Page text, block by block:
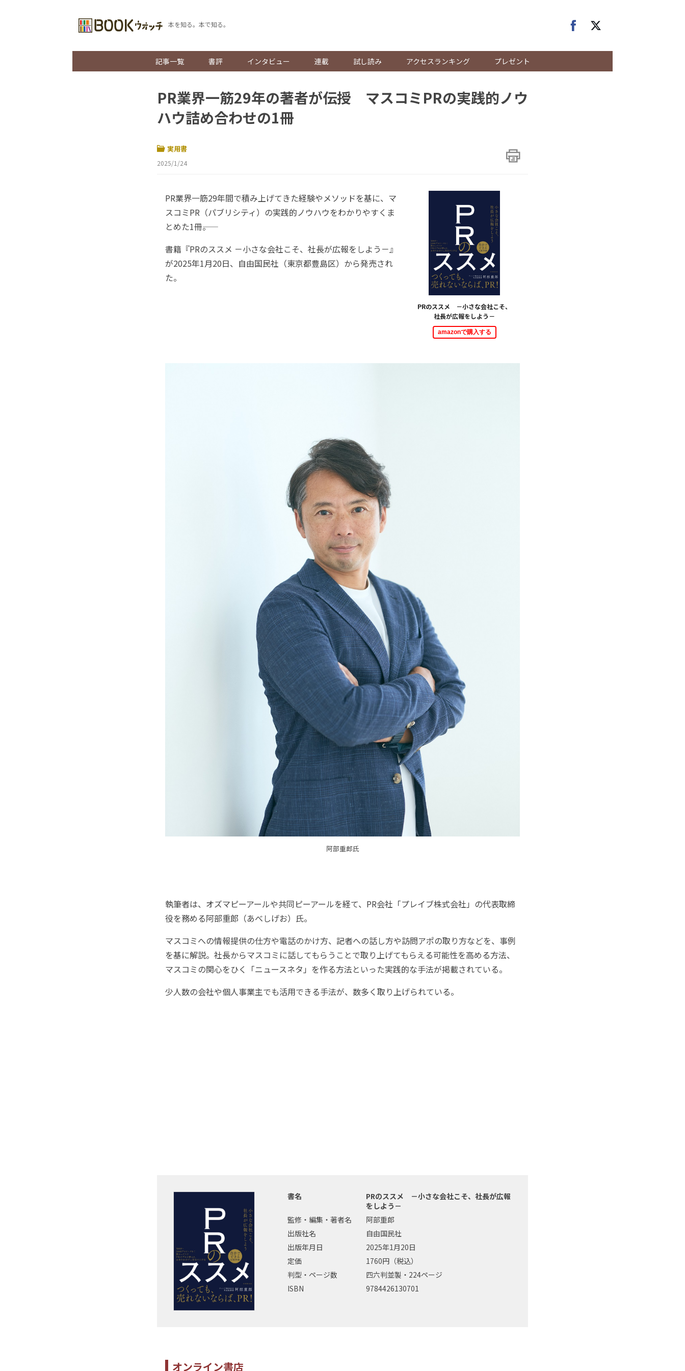
本を知る。本で知る。
記事一覧 書評 インタビュー 連載 試し読み アクセスランキング プレゼント
PR業界一筋29年の著者が伝授 マスコミPRの実践的ノウ
ハウ詰め合わせの1冊
実用書
2025/1/24
PRのススメ －小さな会社こそ、
社長が広報をしよう－
amazonで購入する
PR業界一筋29年間で積み上げてきた経験やメソッドを基に、マ
スコミPR（パブリシティ）の実践的ノウハウをわかりやすくま
とめた1冊――。
書籍『PRのススメ －小さな会社こそ、社長が広報をしよう－』
が2025年1月20日、自由国民社（東京都豊島区）から発売され
た。
阿部重郎氏
執筆者は、オズマピーアールや共同ピーアールを経て、PR会社「プレイブ株式会社」の代表取締
役を務める阿部重郎（あべしげお）氏。
マスコミへの情報提供の仕方や電話のかけ方、記者への話し方や訪問アポの取り方などを、事例
を基に解説。社長からマスコミに話してもらうことで取り上げてもらえる可能性を高める方法、
マスコミの関心をひく「ニュースネタ」を作る方法といった実践的な手法が掲載されている。
少人数の会社や個人事業主でも活用できる手法が、数多く取り上げられている。
書名
PRのススメ －小さな会社こそ、社長が広報
をしよう－
監修・編集・著者名
阿部重郎
出版社名
自由国民社
出版年月日
2025年1月20日
定価
1760円（税込）
判型・ページ数
四六判並製・224ページ
ISBN
9784426130701
オンライン書店